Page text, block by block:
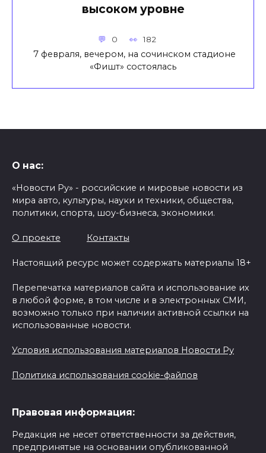
высоком уровне
0 182
7 февраля, вечером, на сочинском стадионе
«Фишт» состоялась
О нас:
«Новости Ру» - российские и мировые новости из
мира авто, культуры, науки и техники, общества,
политики, спорта, шоу-бизнеса, экономики.
О проекте Контакты
Настоящий ресурс может содержать материалы 18+
Перепечатка материалов сайта и использование их
в любой форме, в том числе и в электронных СМИ,
возможно только при наличии активной ссылки на
использованные новости.
Условия использования материалов Новости Ру
Политика использования cookie-файлов
Правовая информация:
Редакция не несет ответственности за действия,
предпринятые на основании опубликованной